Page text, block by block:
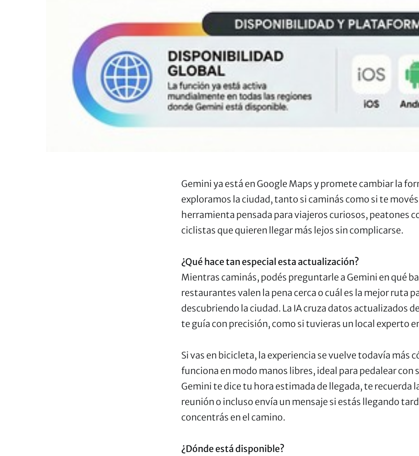
Gemini ya está en Google Maps y promete cambiar la
exploramos la ciudad, tanto si caminás como si te
herramienta pensada para viajeros curiosos, peatones
ciclistas que quieren llegar más lejos sin complicarse.
¿Qué hace tan especial esta actualización?
Mientras caminás, podés preguntarle a Gemini en qué
restaurantes valen la pena cerca o cuál es la mejor ruta
descubriendo la ciudad. La IA cruza datos actualizados
te guía con precisión, como si tuvieras un local experto
Si vas en bicicleta, la experiencia se vuelve todavía más
funciona en modo manos libres, ideal para pedalear con
Gemini te dice tu hora estimada de llegada, te recuerda
reunión o incluso envía un mensaje si estás llegando
concentrás en el camino.
¿Dónde está disponible?